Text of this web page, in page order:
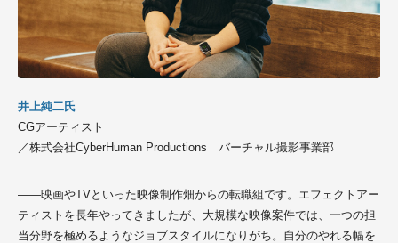
井上純二氏
CGアーティスト
／株式会社CyberHuman Productions バーチャル撮影事業部
――映画やTVといった映像制作畑からの転職組です。エフェクトアー
ティストを長年やってきましたが、大規模な映像案件では、一つの担
当分野を極めるようなジョブスタイルになりがち。自分のやれる幅を